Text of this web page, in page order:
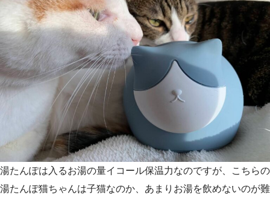
湯たんぽは入るお湯の量イコール保温力なのですが、こちらの
湯たんぽ猫ちゃんは子猫なのか、あまりお湯を飲めないのが難